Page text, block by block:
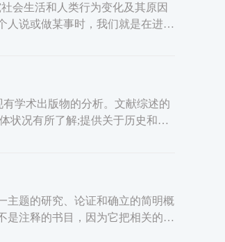
会生活和人类行为变化及其原因
人说或做某事时，我们就是在进行
学术出版物的分析。文献综述的
状况有所了解;提供关于历史和当
主题的研究、论证和确立的简明概
是注释的书目，因为它把相关的作